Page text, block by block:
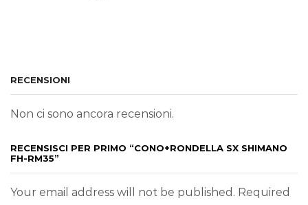
RECENSIONI
Non ci sono ancora recensioni.
RECENSISCI PER PRIMO “CONO+RONDELLA SX SHIMANO
FH-RM35”
Your email address will not be published. Required